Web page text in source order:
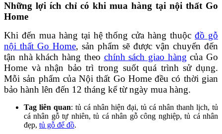
Những lợi ích chỉ có khi mua hàng tại nội thất Go
Home
Khi đến mua hàng tại hệ thống cửa hàng thuộcđồ gỗ
nội thất Go Home, sản phẩm sẽ được vận chuyển đến
tận nhà khách hàng theo chính sách giao hàng của Go
Home và nhận bảo trì trong suốt quá trình sử dụng.
Mỗi sản phẩm của Nội thất Go Home đều có thời gian
bảo hành lên đến 12 tháng kể từ ngày mua hàng.
Tag liên quan: tủ cá nhân hiện đại, tủ cá nhân thanh lịch, tủ
cá nhân gỗ tự nhiên, tủ cá nhân gỗ công nghiệp, tủ cá nhân
đẹp, tủ gỗ để đồ.